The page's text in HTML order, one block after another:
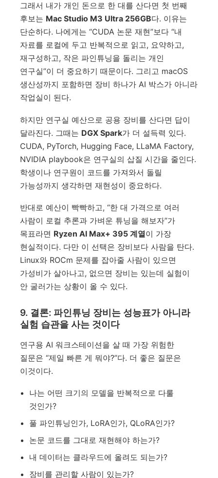
그래서 내가 개인 돈으로 한 대를 산다면 첫 번째
후보는 Mac Studio M3 Ultra 256GB다. 이유는
단순하다. 나에게는 “CUDA 논문 재현”보다 “내
자료를 로컬에 두고 반복적으로 읽고, 요약하고,
재구성하고, 작은 파인튜닝을 돌리는 개인
연구실”이 더 중요하기 때문이다. 그리고 macOS
생산성까지 포함하면 장비 하나가 AI 박스가 아니라
작업실이 된다.
하지만 연구실 예산으로 공용 장비를 산다면 답이
달라진다. 그때는 DGX Spark가 더 설득력 있다.
CUDA, PyTorch, Hugging Face, LLaMA Factory,
NVIDIA playbook은 연구실의 삽질 시간을 줄인다.
학생이나 연구원이 코드를 가져와서 돌릴
가능성까지 생각하면 재현성이 중요하다.
반대로 예산이 빡빡하고, “한 대 가격으로 여러
사람이 로컬 추론과 가벼운 튜닝을 해보자”가
목표라면 Ryzen AI Max+ 395 계열이 가장
현실적이다. 다만 이 선택은 장비보다 사람을 탄다.
Linux와 ROCm 문제를 잡아줄 사람이 있으면
가성비가 살아나고, 없으면 장비는 있는데 실험이
안 굴러가는 상황이 올 수 있다.
9. 결론: 파인튜닝 장비는 성능표가 아니라
실험 습관을 사는 것이다
연구용 AI 워크스테이션을 살 때 가장 위험한
질문은 “제일 빠른 게 뭐야?”다. 더 좋은 질문은
이것이다.
나는 어떤 크기의 모델을 반복적으로 다룰
것인가?
풀 파인튜닝인가, LoRA인가, QLoRA인가?
논문 코드를 그대로 재현해야 하는가?
내 데이터는 클라우드에 올려도 되는가?
장비를 관리할 사람이 있는가?